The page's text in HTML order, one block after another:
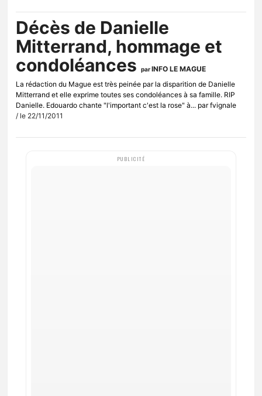
Décès de Danielle
Mitterrand, hommage et
condoléances
parINFO LE MAGUE
La rédaction du Mague est très peinée par la disparition de Danielle
Mitterrand et elle exprime toutes ses condoléances à sa famille. RIP
Danielle. Edouardo chante "l'important c'est la rose" à... par fvignale
/ le 22/11/2011
PUBLICITÉ